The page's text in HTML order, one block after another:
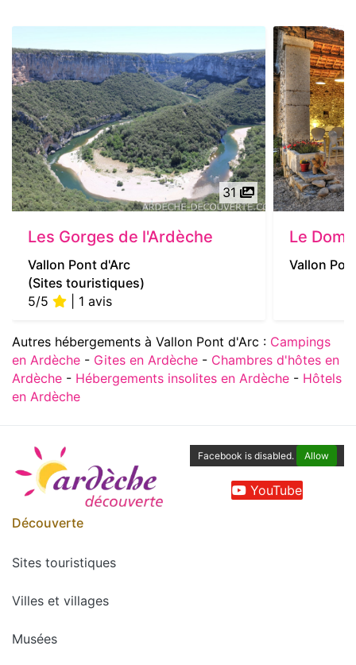
31
Les Gorges de l'Ardèche
Vallon Pont d'Arc
(Sites touristiques)
5/5
| 1 avis
Le
Vallon
Autres hébergements à Vallon Pont d'Arc : Campings
en Ardèche - Gites en Ardèche - Chambres d'hôtes en
Ardèche - Hébergements insolites en Ardèche - Hôtels
en Ardèche
Facebook is disabled. Allow
YouTube
Découverte
Sites touristiques
Villes et villages
Musées